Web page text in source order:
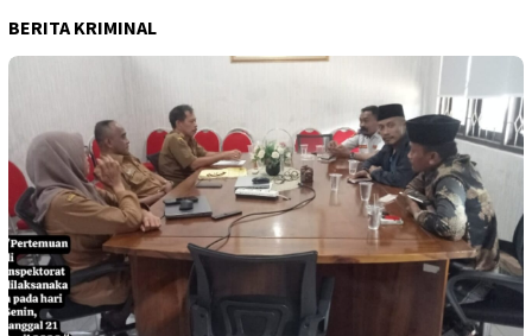
BERITA KRIMINAL